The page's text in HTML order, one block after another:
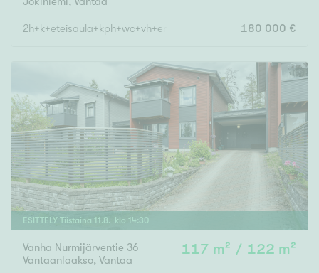
Uudiskohteet
Vain uudiskohteet Ei uudiskohteita
Arvokohteet
2h+k+eteisaula+kph+wc+vh+eristämätön 180 000 €
ESITTELY Tiistaina 11.8. klo 14:30
Vanha Nurmijärventie 36
Vantaanlaakso, Vantaa
117 m² / 122 m²